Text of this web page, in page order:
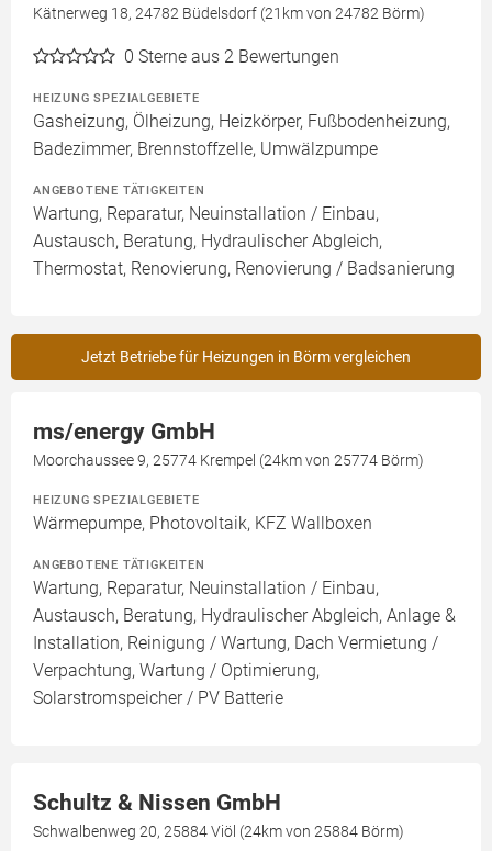
Kätnerweg 18, 24782 Büdelsdorf (21km von 24782 Börm)
0 Sterne aus 2 Bewertungen
HEIZUNG SPEZIALGEBIETE
Gasheizung, Ölheizung, Heizkörper, Fußbodenheizung,
Badezimmer, Brennstoffzelle, Umwälzpumpe
ANGEBOTENE TÄTIGKEITEN
Wartung, Reparatur, Neuinstallation / Einbau,
Austausch, Beratung, Hydraulischer Abgleich,
Thermostat, Renovierung, Renovierung / Badsanierung
Jetzt Betriebe für Heizungen in Börm vergleichen
ms/energy GmbH
Moorchaussee 9, 25774 Krempel (24km von 25774 Börm)
HEIZUNG SPEZIALGEBIETE
Wärmepumpe, Photovoltaik, KFZ Wallboxen
ANGEBOTENE TÄTIGKEITEN
Wartung, Reparatur, Neuinstallation / Einbau,
Austausch, Beratung, Hydraulischer Abgleich, Anlage &
Installation, Reinigung / Wartung, Dach Vermietung /
Verpachtung, Wartung / Optimierung,
Solarstromspeicher / PV Batterie
Schultz & Nissen GmbH
Schwalbenweg 20, 25884 Viöl (24km von 25884 Börm)